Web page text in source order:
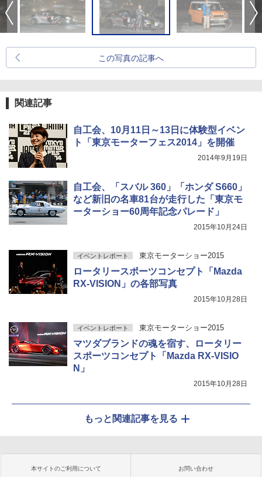
この写真の記事へ
関連記事
自工会、10月11日～13日に体験型イベン
ト「東京モーターフェス2014」を開催
2014年9月19日
自工会、「スバル 360」「ホンダ S660」
など新旧の名車81台が走行した「東京モ
ーターショー60周年記念パレード」
2015年10月24日
イベントレポート 東京モーターショー2015
ロータリースポーツコンセプト「Mazda
RX-VISION」の各部写真
2015年10月28日
イベントレポート 東京モーターショー2015
マツダブランドの魂を宿す、ロータリー
スポーツコンセプト「Mazda RX-VISIO
N」
2015年10月28日
もっと関連記事を見る
本サイトのご利用について お問い合わせ